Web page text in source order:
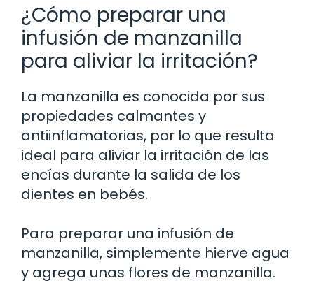
¿Cómo preparar una
infusión de manzanilla
para aliviar la irritación?
La manzanilla es conocida por sus
propiedades calmantes y
antiinflamatorias, por lo que resulta
ideal para aliviar la irritación de las
encías durante la salida de los
dientes en bebés.
Para preparar una infusión de
manzanilla, simplemente hierve agua
y agrega unas flores de manzanilla.